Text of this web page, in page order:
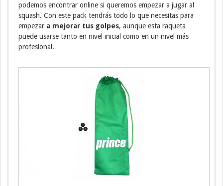
podemos encontrar online si queremos empezar a jugar al
squash. Con este pack tendrás todo lo que necesitas para
empezar a mejorar tus golpes, aunque esta raqueta
puede usarse tanto en nivel inicial como en un nivel más
profesional.